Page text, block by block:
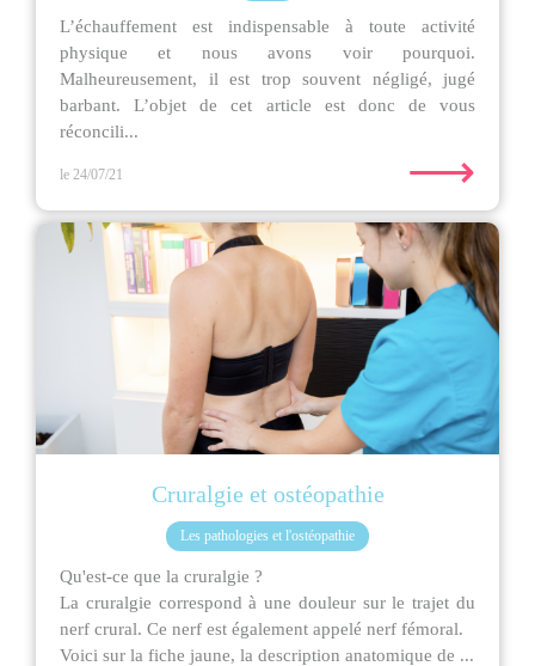
L’échauffement est indispensable à toute activité
physique et nous avons voir pourquoi.
Malheureusement, il est trop souvent négligé, jugé
barbant. L’objet de cet article est donc de vous
réconcili...
le 24/07/21 ⟶
Cruralgie et ostéopathie
Les pathologies et l'ostéopathie
Qu'est-ce que la cruralgie ?
La cruralgie correspond à une douleur sur le trajet du
nerf crural. Ce nerf est également appelé nerf fémoral.
Voici sur la fiche jaune, la description anatomique de ...